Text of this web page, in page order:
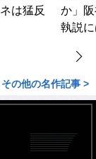
は猛反
か」
執説
その他の名作記事 >